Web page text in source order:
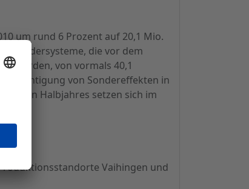
um rund 6 Prozent auf 20,1 Mio.
Bondersysteme, die vor dem
wurden, von vormals 40,1
von Sondereffekten in
ersten Halbjahres setzen sich im
Vaihingen und